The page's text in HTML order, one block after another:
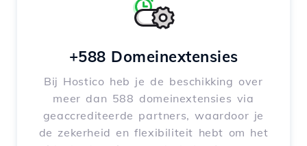
+588 Domeinextensies
Bij Hostico heb je de beschikking over
meer dan 588 domeinextensies via
geaccrediteerde partners, waardoor je
de zekerheid en flexibiliteit hebt om het